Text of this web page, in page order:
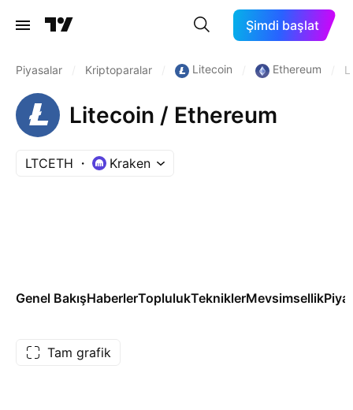
Şimdi başlat
Piyasalar Kriptoparalar Litecoin Ethereum
Litecoin / Ethereum
LTCETH Kraken
Genel BakışHaberlerToplulukTekniklerMevsimsellik
Tam grafik